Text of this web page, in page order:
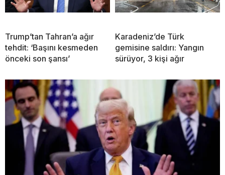
Trump’tan Tahran’a ağır
tehdit: ‘Başını kesmeden
önceki son şansı’
Karadeniz’de Türk
gemisine saldırı: Yangın
sürüyor, 3 kişi ağır